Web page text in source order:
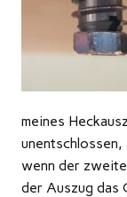
meines
wenn der
der Auszug das